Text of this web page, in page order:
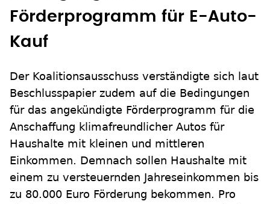
Förderprogramm für E-Auto-
Kauf
Der Koalitionsausschuss verständigte sich laut
Beschlusspapier zudem auf die Bedingungen
für das angekündigte Förderprogramm für die
Anschaffung klimafreundlicher Autos für
Haushalte mit kleinen und mittleren
Einkommen. Demnach sollen Haushalte mit
einem zu versteuernden Jahreseinkommen bis
zu 80.000 Euro Förderung bekommen. Pro